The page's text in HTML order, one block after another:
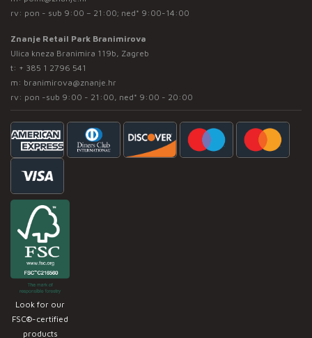
rv: pon - sub 9:00 – 21:00; ned* 9:00-14:00
Znanje Retail Park Branimirova
Ulica kneza Branimira 119b, Zagreb
t: + 385 1 2796 541
m: branimirova@znanje.hr
rv: pon -sub 9:00 - 21:00, ned* 9:00 - 20:00
Look for our
FSC®-certified
products